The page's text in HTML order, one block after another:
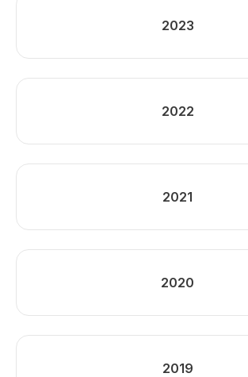
2023
2022
2021
2020
2019